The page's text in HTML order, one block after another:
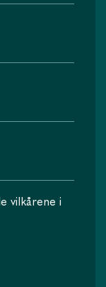
vilkårene i